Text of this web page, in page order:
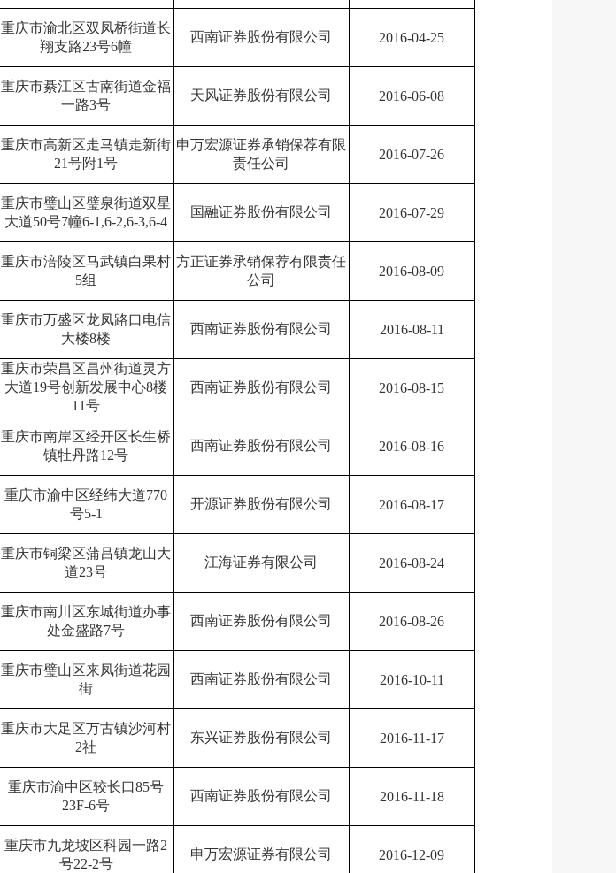
重庆市渝北区双凤桥街道长
翔支路23号6幢
西南证券股份有限公司 2016-04-25
重庆市綦江区古南街道金福
一路3号
天风证券股份有限公司 2016-06-08
重庆市高新区走马镇走新街
21号附1号
申万宏源证券承销保荐有限
责任公司
2016-07-26
重庆市璧山区璧泉街道双星
大道50号7幢6-1,6-2,6-3,6-4
国融证券股份有限公司 2016-07-29
重庆市涪陵区马武镇白果村
5组
方正证券承销保荐有限责任
公司
2016-08-09
重庆市万盛区龙凤路口电信
大楼8楼
西南证券股份有限公司 2016-08-11
重庆市荣昌区昌州街道灵方
大道19号创新发展中心8楼
11号
西南证券股份有限公司 2016-08-15
重庆市南岸区经开区长生桥
镇牡丹路12号
西南证券股份有限公司 2016-08-16
重庆市渝中区经纬大道770
号5-1
开源证券股份有限公司 2016-08-17
重庆市铜梁区蒲吕镇龙山大
道23号
江海证券有限公司 2016-08-24
重庆市南川区东城街道办事
处金盛路7号
西南证券股份有限公司 2016-08-26
重庆市璧山区来凤街道花园
街
西南证券股份有限公司 2016-10-11
重庆市大足区万古镇沙河村
2社
东兴证券股份有限公司 2016-11-17
重庆市渝中区较长口85号
23F-6号
西南证券股份有限公司 2016-11-18
重庆市九龙坡区科园一路2
号22-2号
申万宏源证券有限公司 2016-12-09